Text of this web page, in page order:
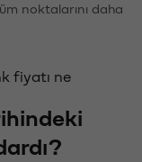
noktalarını daha
fiyatı ne